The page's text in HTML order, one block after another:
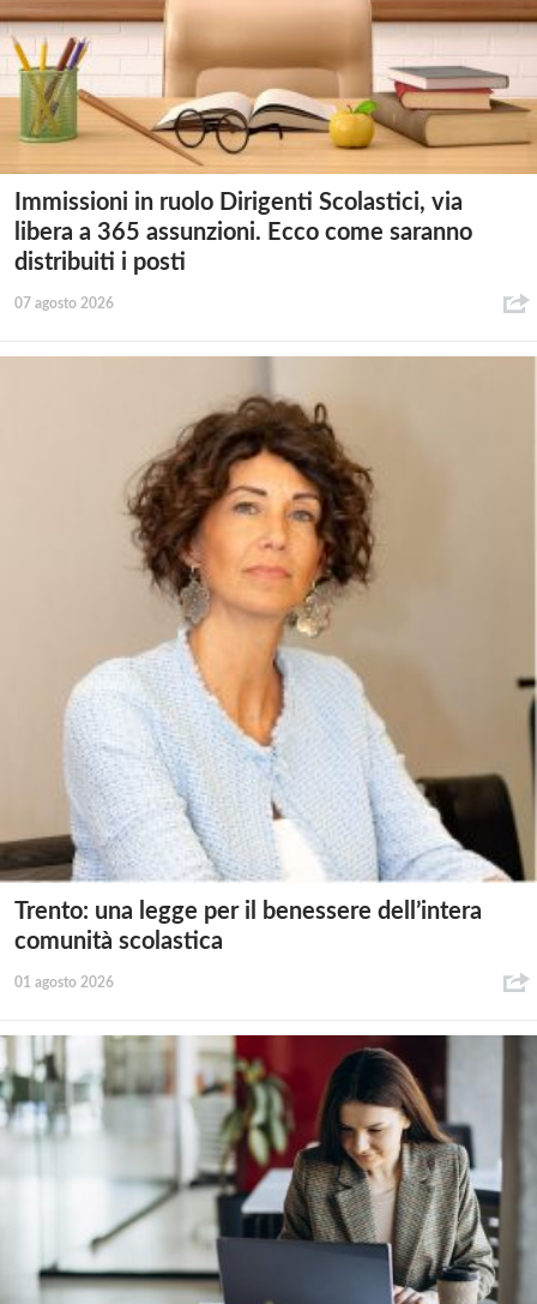
Immissioni in ruolo Dirigenti Scolastici, via
libera a 365 assunzioni. Ecco come saranno
distribuiti i posti
07 agosto 2026
Trento: una legge per il benessere dell’intera
comunità scolastica
01 agosto 2026